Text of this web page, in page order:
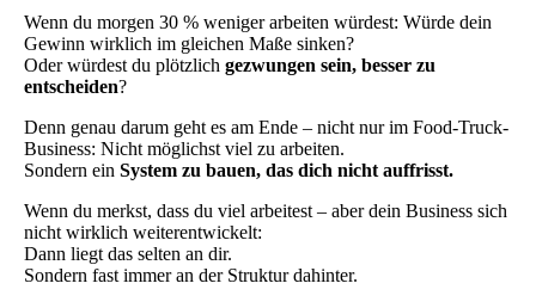
Wenn du morgen 30 % weniger arbeiten würdest: Würde dein
Gewinn wirklich im gleichen Maße sinken?
Oder würdest du plötzlich gezwungen sein, besser zu
entscheiden?
Denn genau darum geht es am Ende – nicht nur im Food-Truck-
Business: Nicht möglichst viel zu arbeiten.
Sondern ein System zu bauen, das dich nicht auffrisst.
Wenn du merkst, dass du viel arbeitest – aber dein Business sich
nicht wirklich weiterentwickelt:
Dann liegt das selten an dir.
Sondern fast immer an der Struktur dahinter.